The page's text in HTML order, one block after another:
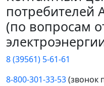
потребителей
(по вопросам
8 (39561) 5-61-61
8-800-301-33-53(звонок